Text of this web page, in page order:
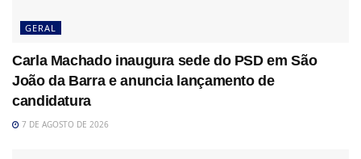
GERAL
Carla Machado inaugura sede do PSD em São
João da Barra e anuncia lançamento de
candidatura
7 DE AGOSTO DE 2026